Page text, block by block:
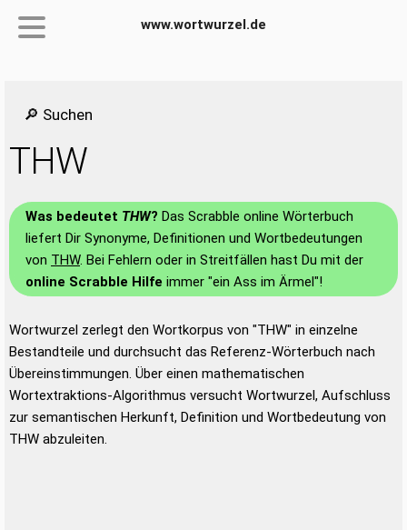
www.wortwurzel.de
🔎 Suchen
THW
Was bedeutet THW? Das Scrabble online Wörterbuch
liefert Dir Synonyme, Definitionen und Wortbedeutungen
von THW. Bei Fehlern oder in Streitfällen hast Du mit der
online Scrabble Hilfe immer "ein Ass im Ärmel"!
Wortwurzel zerlegt den Wortkorpus von "THW" in einzelne
Bestandteile und durchsucht das Referenz-Wörterbuch nach
Übereinstimmungen. Über einen mathematischen
Wortextraktions-Algorithmus versucht Wortwurzel, Aufschluss
zur semantischen Herkunft, Definition und Wortbedeutung von
THW abzuleiten.